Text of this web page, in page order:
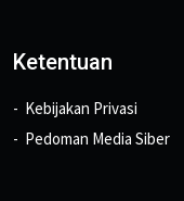
Ketentuan
Kebijakan Privasi
Pedoman Media Siber